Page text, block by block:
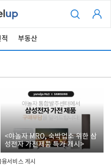
부동산
<야놀자 MRO, 숙박업소 위한 삼
성전자 가전제품 특가 개시>
서비스 게시